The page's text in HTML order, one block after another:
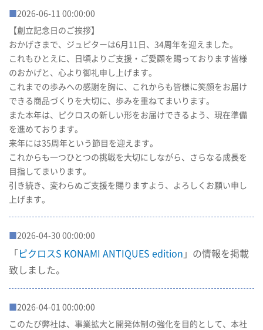
■2026-06-11 00:00:00
【創立記念日のご挨拶】
おかげさまで、ジュピターは6月11日、34周年を迎えました。
これもひとえに、日頃よりご支援・ご愛顧を賜っております皆様
のおかげと、心より御礼申し上げます。
これまでの歩みへの感謝を胸に、これからも皆様に笑顔をお届け
できる商品づくりを大切に、歩みを重ねてまいります。
また本年は、ピクロスの新しい形をお届けできるよう、現在準備
を進めております。
来年には35周年という節目を迎えます。
これからも一つひとつの挑戦を大切にしながら、さらなる成長を
目指してまいります。
引き続き、変わらぬご支援を賜りますよう、よろしくお願い申し
上げます。
■2026-04-30 00:00:00
「ピクロスS KONAMI ANTIQUES edition 」の情報を掲載
致しました。
■2026-04-01 00:00:00
このたび弊社は、事業拡大と開発体制の強化を目的として、本社